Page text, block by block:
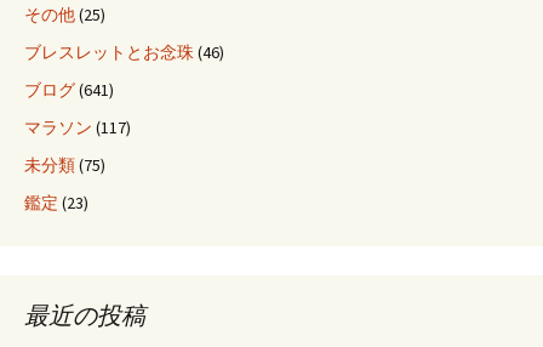
その他(25)
ブレスレットとお念珠(46)
ブログ(641)
マラソン (117)
未分類(75)
鑑定 (23)
最近の投稿